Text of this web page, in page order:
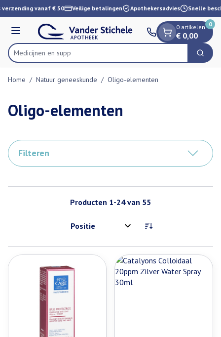
Ga naar de inhoud
1 van 1vanaf € 50 Veilige betalingen Apothekersadvies Snelle
Menu
Product, merk, categorie...
Me Zoek
0 artikelen
€ 0,00
0
Home / Natuur geneeskunde / Oligo-elementen
Oligo-elementen
Filteren
Producten 1-24van 55
Sorteer op: